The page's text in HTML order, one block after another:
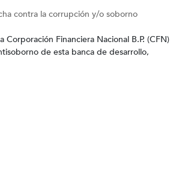
contra la corrupción y/o soborno
Financiera Nacional B.P. (CFN)
de esta banca de desarrollo,